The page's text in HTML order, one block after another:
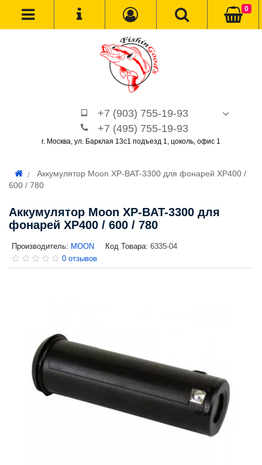
+7 (903) 755-19-93
+7 (495) 755-19-93
г. Москва, ул. Барклая 13с1 подъезд 1, цоколь, офис 1
0
Аккумулятор Moon XP-BAT-3300 для фонарей XP400 /
600 / 780
Аккумулятор Moon XP-BAT-3300 для
фонарей XP400 / 600 / 780
Производитель: MOON Код Товара: 6335-04
0 отзывов